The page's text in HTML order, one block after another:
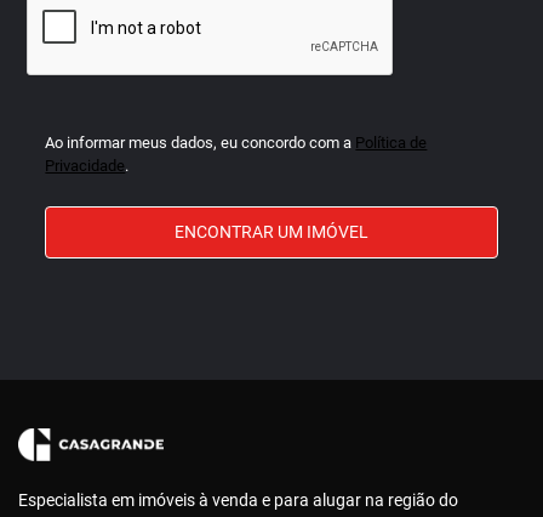
Ao informar meus dados, eu concordo com a Política de
Privacidade.
ENCONTRAR UM IMÓVEL
Especialista em imóveis à venda e para alugar na região do